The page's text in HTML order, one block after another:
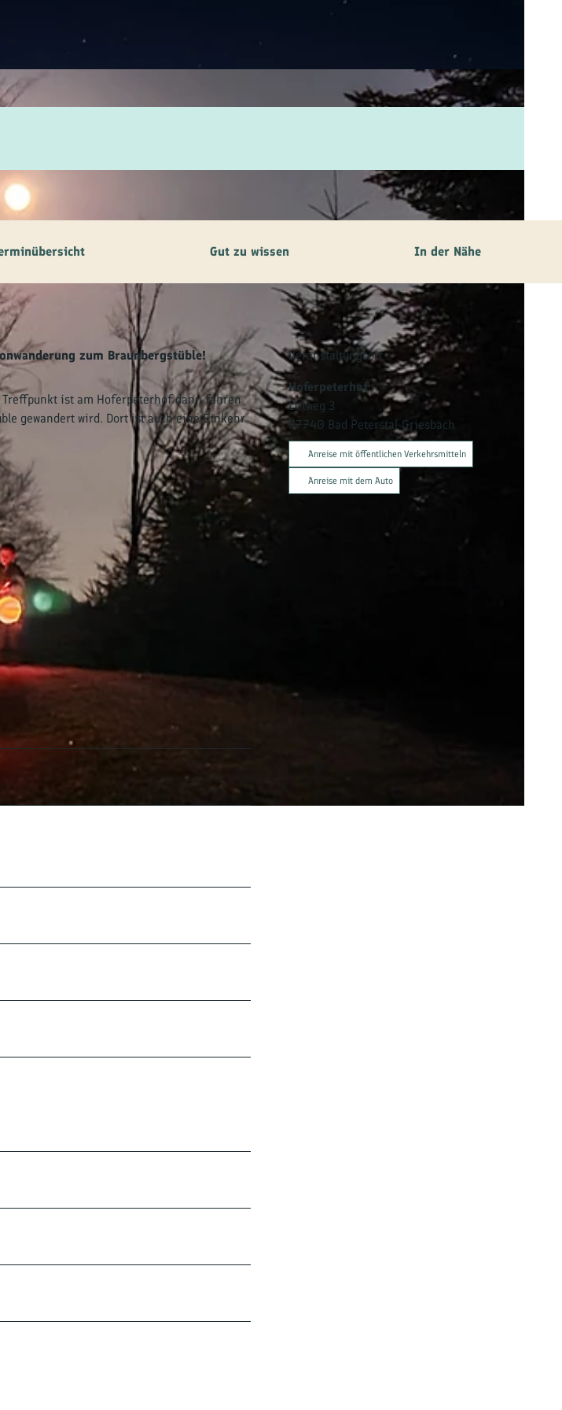
Gut zu wissen In der Nähe
zum Braunbergstüble!
ist am Hoferpeterhof dann fahren
gewandert wird. Dort ist auch eine Einkehr
Veranstaltungsort
Hoferpeterhof
Littweg 3
77740 Bad Peterstal-Griesbach
Anreise mit öffentlichen Verkehrsmitteln
Anreise mit dem Auto